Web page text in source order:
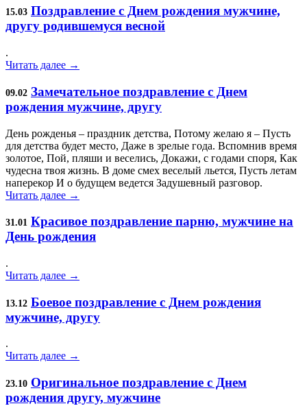
15.03 Поздравление с Днем рождения мужчине,
другу родившемуся весной
.
Читать далее →
09.02 Замечательное поздравление с Днем
рождения мужчине, другу
День рожденья – праздник детства, Потому желаю я – Пусть
для детства будет место, Даже в зрелые года. Вспомнив время
золотое, Пой, пляши и веселись, Докажи, с годами споря, Как
чудесна твоя жизнь. В доме смех веселый льется, Пусть летам
наперекор И о будущем ведется Задушевный разговор.
Читать далее →
31.01 Красивое поздравление парню, мужчине на
День рождения
.
Читать далее →
13.12 Боевое поздравление с Днем рождения
мужчине, другу
.
Читать далее →
23.10 Оригинальное поздравление с Днем
рождения другу, мужчине